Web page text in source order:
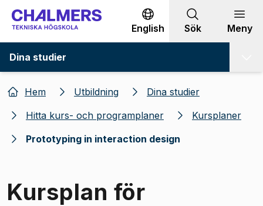
Gå till innehållet
English Sök Meny
Dina studier
Hem Utbildning
Dina studier
Hitta kurs- och programplaner
Kursplaner
Prototyping in interaction design
Kursplan för